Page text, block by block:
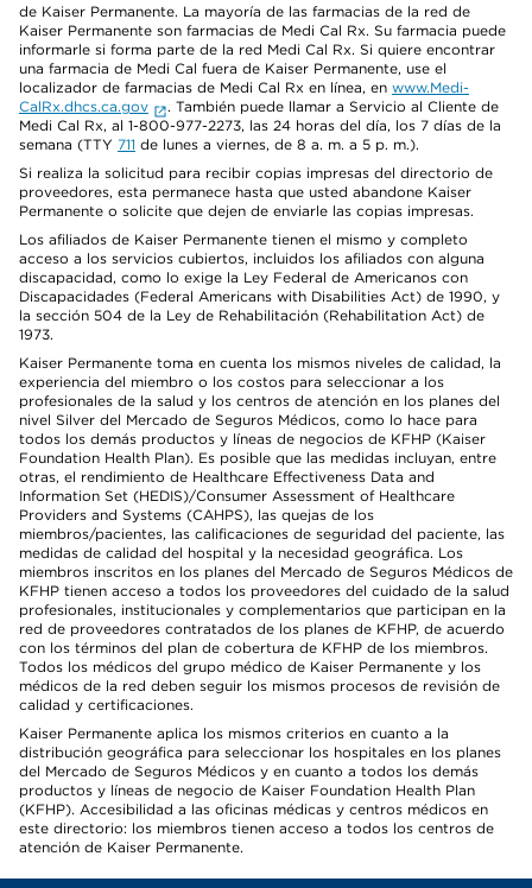
de Kaiser Permanente. La mayoría de las farmacias de la red de
Kaiser Permanente son farmacias de Medi Cal Rx. Su farmacia puede
informarle si forma parte de la red Medi Cal Rx. Si quiere encontrar
una farmacia de Medi Cal fuera de Kaiser Permanente, use el
localizador de farmacias de Medi Cal Rx en línea, en www.Medi-
CalRx.dhcs.ca.gov
. También puede llamar a Servicio al Cliente de
Medi Cal Rx, al 1-800-977-2273, las 24 horas del día, los 7 días de la
semana (TTY 711 de lunes a viernes, de 8 a. m. a 5 p. m.).
Si realiza la solicitud para recibir copias impresas del directorio de
proveedores, esta permanece hasta que usted abandone Kaiser
Permanente o solicite que dejen de enviarle las copias impresas.
Los afiliados de Kaiser Permanente tienen el mismo y completo
acceso a los servicios cubiertos, incluidos los afiliados con alguna
discapacidad, como lo exige la Ley Federal de Americanos con
Discapacidades (Federal Americans with Disabilities Act) de 1990, y
la sección 504 de la Ley de Rehabilitación (Rehabilitation Act) de
1973.
Kaiser Permanente toma en cuenta los mismos niveles de calidad, la
experiencia del miembro o los costos para seleccionar a los
profesionales de la salud y los centros de atención en los planes del
nivel Silver del Mercado de Seguros Médicos, como lo hace para
todos los demás productos y líneas de negocios de KFHP (Kaiser
Foundation Health Plan). Es posible que las medidas incluyan, entre
otras, el rendimiento de Healthcare Effectiveness Data and
Information Set (HEDIS)/Consumer Assessment of Healthcare
Providers and Systems (CAHPS), las quejas de los
miembros/pacientes, las calificaciones de seguridad del paciente, las
medidas de calidad del hospital y la necesidad geográfica. Los
miembros inscritos en los planes del Mercado de Seguros Médicos de
KFHP tienen acceso a todos los proveedores del cuidado de la salud
profesionales, institucionales y complementarios que participan en la
red de proveedores contratados de los planes de KFHP, de acuerdo
con los términos del plan de cobertura de KFHP de los miembros.
Todos los médicos del grupo médico de Kaiser Permanente y los
médicos de la red deben seguir los mismos procesos de revisión de
calidad y certificaciones.
Kaiser Permanente aplica los mismos criterios en cuanto a la
distribución geográfica para seleccionar los hospitales en los planes
del Mercado de Seguros Médicos y en cuanto a todos los demás
productos y líneas de negocio de Kaiser Foundation Health Plan
(KFHP). Accesibilidad a las oficinas médicas y centros médicos en
este directorio: los miembros tienen acceso a todos los centros de
atención de Kaiser Permanente.